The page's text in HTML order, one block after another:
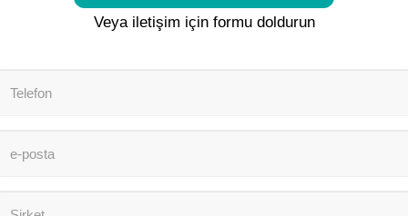
Veya iletişim için formu doldurun